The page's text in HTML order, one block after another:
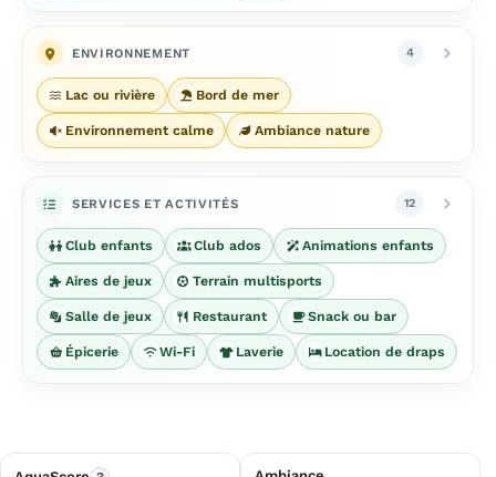
ENVIRONNEMENT 4
Lac ou rivière Bord de mer
Environnement calme Ambiance nature
SERVICES ET ACTIVITÉS 12
Club enfants Club ados Animations enfants
Aires de jeux Terrain multisports
Salle de jeux Restaurant Snack ou bar
Épicerie Wi-Fi Laverie Location de draps